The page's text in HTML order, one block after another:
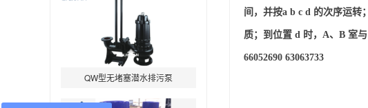
QW型无堵塞潜水排污泵
间，并按a b c d 的次序运转
质；到位置 d 时，A、B 室
66052690 63063733